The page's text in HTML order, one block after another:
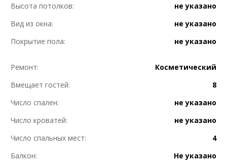
Высота потолков:
не указано
Вид из окна:
не указано
Покрытие пола:
не указано
Ремонт:
Косметический
Вмещает гостей:
8
Число спален:
не указано
Число кроватей:
не указано
Число спальных мест:
4
Балкон:
Не указано